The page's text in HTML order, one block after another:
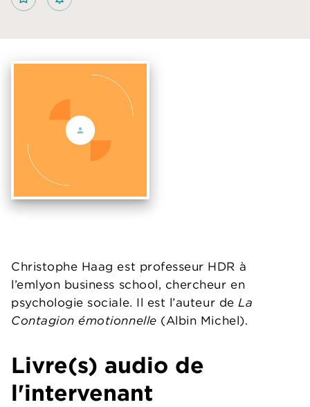
Christophe Haag est professeur HDR à
l’emlyon business school, chercheur en
psychologie sociale. Il est l’auteur deLa
Contagion émotionnelle (Albin Michel).
Livre(s) audio de
l'intervenant